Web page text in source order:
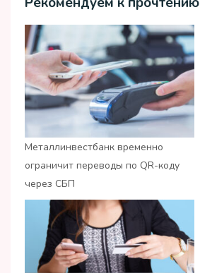
Металлинвестбанк временно
ограничит переводы по QR-коду
через СБП